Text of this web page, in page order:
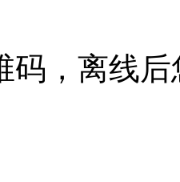
码，离线